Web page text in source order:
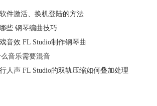
件激活、换机登陆的方法
些 钢琴编曲技巧
音效 FL Studio制作钢琴曲
音乐需要混音
人声 FL Studio的双轨压缩如何叠加处理